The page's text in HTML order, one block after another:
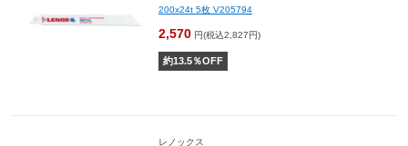
200x24t 5枚 V205794
2,570 円(税込2,827円)
約13.5％OFF
レノックス